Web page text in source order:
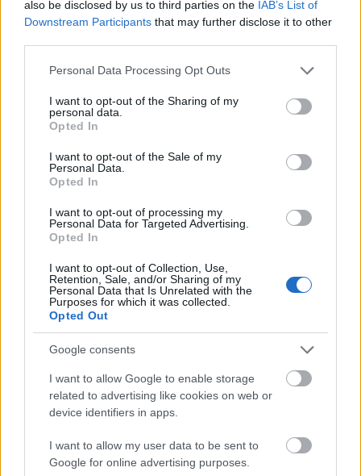
also be disclosed by us to third parties on the IAB’s List of
Downstream Participants that may further disclose it to other
Please note that this website/app uses one or more Google
not limited to your visit or usage behaviour. You may click to
grant or deny consent to Google and its third-party tags to
use your data for below specified purposes in below Google
consent section.
Personal Data Processing Opt Outs
I want to opt-out of the Sharing of my
personal data.
Opted In
I want to opt-out of the Sale of my
Personal Data.
Opted In
I want to opt-out of processing my
Personal Data for Targeted Advertising.
Opted In
I want to opt-out of Collection, Use,
Retention, Sale, and/or Sharing of my
Personal Data that Is Unrelated with the
Purposes for which it was collected.
Opted Out
Google consents
I want to allow Google to enable storage
related to advertising like cookies on web or
device identifiers in apps.
I want to allow my user data to be sent to
Google for online advertising purposes.
háromszor is végigjárja az útvonalat.
Felidézte, hogy a 30Y együttes tagjai
Szombathelyen jártak főiskolára, gyakran
közlekedtek ezzel a járattal. Tavaly a magyar
dal napján koncertet adtak Szombathelyen,
ekkor a város "nosztalgiajáratozást" is
szervezett számukra: az együttes buszra
szállt, végigzenélték az utat, a végállomáson
pedig rögtönzött koncertet adtak.
Forrás:MTI